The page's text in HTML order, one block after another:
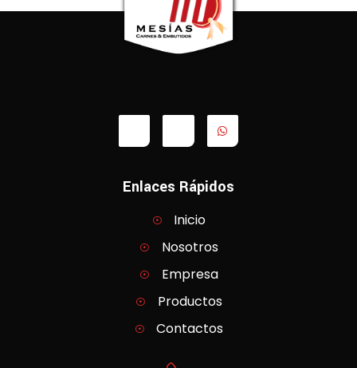
Enlaces Rápidos
Inicio
Nosotros
Empresa
Productos
Contactos